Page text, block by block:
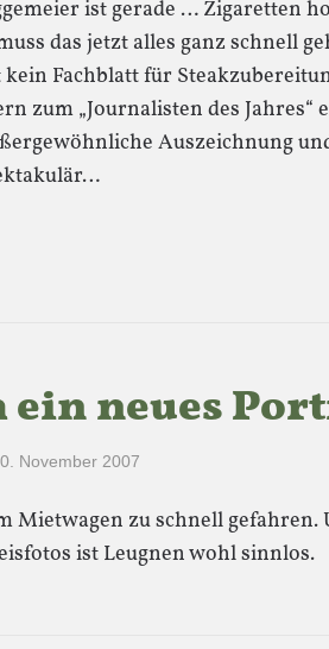
ist gerade … Zigaretten
das jetzt alles ganz schnell
kein Fachblatt für
zum „Journalisten des Jahres“
Auszeichnung
ein neues
November 2007
Mietwagen zu schnell gefahren.
ist Leugnen wohl sinnlos.